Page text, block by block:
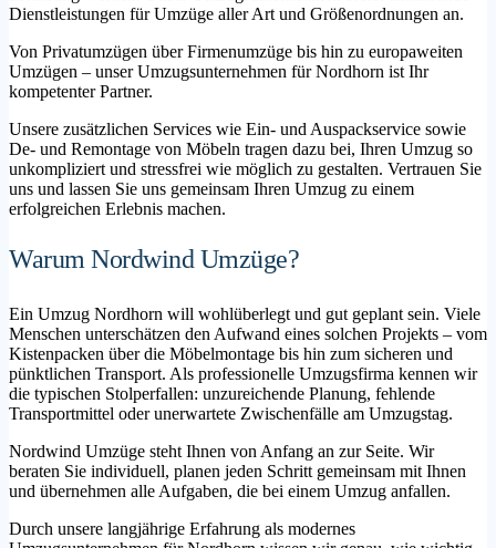
Dienstleistungen für Umzüge aller Art und Größenordnungen an.
Von Privatumzügen über Firmenumzüge bis hin zu europaweiten
Umzügen – unser Umzugsunternehmen für Nordhorn ist Ihr
kompetenter Partner.
Unsere zusätzlichen Services wie Ein- und Auspackservice sowie
De- und Remontage von Möbeln tragen dazu bei, Ihren Umzug so
unkompliziert und stressfrei wie möglich zu gestalten. Vertrauen Sie
uns und lassen Sie uns gemeinsam Ihren Umzug zu einem
erfolgreichen Erlebnis machen.
Warum Nordwind Umzüge?
Ein Umzug Nordhorn will wohlüberlegt und gut geplant sein. Viele
Menschen unterschätzen den Aufwand eines solchen Projekts – vom
Kistenpacken über die Möbelmontage bis hin zum sicheren und
pünktlichen Transport. Als professionelle Umzugsfirma kennen wir
die typischen Stolperfallen: unzureichende Planung, fehlende
Transportmittel oder unerwartete Zwischenfälle am Umzugstag.
Nordwind Umzüge steht Ihnen von Anfang an zur Seite. Wir
beraten Sie individuell, planen jeden Schritt gemeinsam mit Ihnen
und übernehmen alle Aufgaben, die bei einem Umzug anfallen.
Durch unsere langjährige Erfahrung als modernes